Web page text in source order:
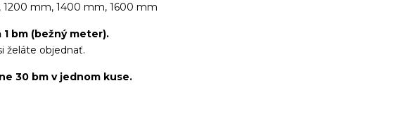
mm, 1400 mm, 1600 mm
bm (bežný meter).
želáte objednať.
30 bm v jednom kuse.